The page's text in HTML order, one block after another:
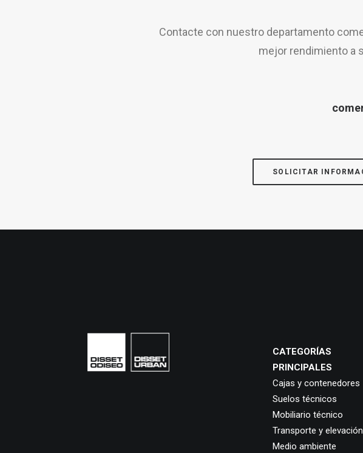
Contacte con nuestro departamento
mejor rendimiento a
SOLICITAR
CATEGORÍAS
PRINCIPALES
Cajas y contenedores
Suelos técnicos
Mobiliario técnico
Transporte y elevación
Medio ambiente